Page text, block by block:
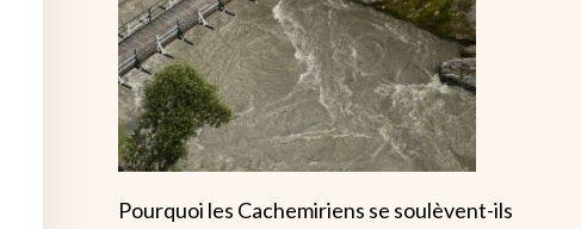
Pourquoi les Cachemiriens se soulèvent-ils